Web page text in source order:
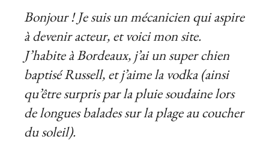
Bonjour ! Je suis un mécanicien qui aspire
à devenir acteur, et voici mon site.
J’habite à Bordeaux, j’ai un super chien
baptisé Russell, et j’aime la vodka (ainsi
qu’être surpris par la pluie soudaine lors
de longues balades sur la plage au coucher
du soleil).